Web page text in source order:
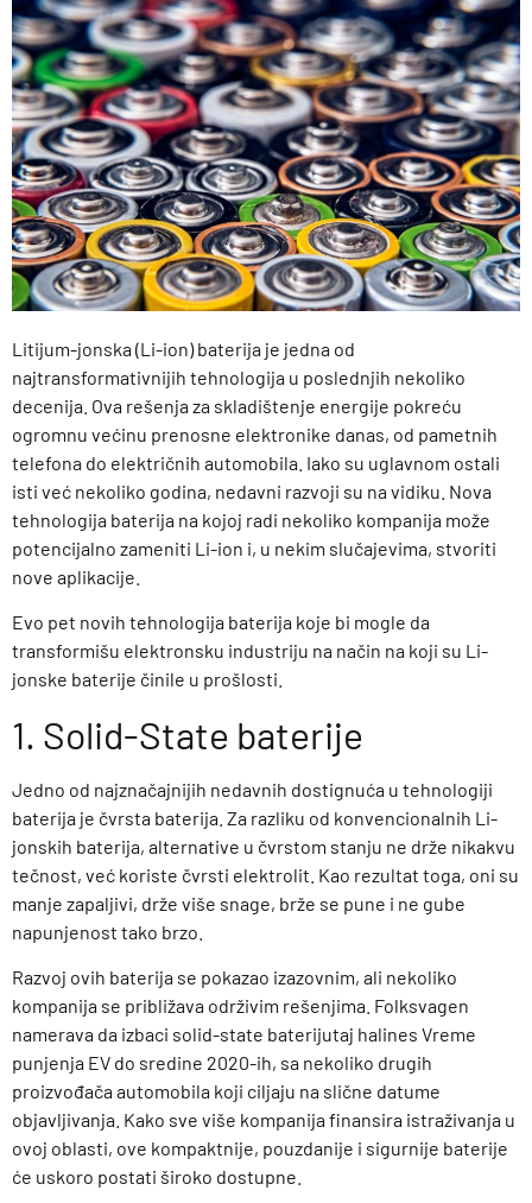
Litijum-jonska (Li-ion) baterija je jedna od
najtransformativnijih tehnologija u poslednjih nekoliko
decenija. Ova rešenja za skladištenje energije pokreću
ogromnu većinu prenosne elektronike danas, od pametnih
telefona do električnih automobila. Iako su uglavnom ostali
isti već nekoliko godina, nedavni razvoji su na vidiku. Nova
tehnologija baterija na kojoj radi nekoliko kompanija može
potencijalno zameniti Li-ion i, u nekim slučajevima, stvoriti
nove aplikacije.
Evo pet novih tehnologija baterija koje bi mogle da
transformišu elektronsku industriju na način na koji su Li-
jonske baterije činile u prošlosti.
1. Solid-State baterije
Jedno od najznačajnijih nedavnih dostignuća u tehnologiji
baterija je čvrsta baterija. Za razliku od konvencionalnih Li-
jonskih baterija, alternative u čvrstom stanju ne drže nikakvu
tečnost, već koriste čvrsti elektrolit. Kao rezultat toga, oni su
manje zapaljivi, drže više snage, brže se pune i ne gube
napunjenost tako brzo.
Razvoj ovih baterija se pokazao izazovnim, ali nekoliko
kompanija se približava održivim rešenjima. Folksvagen
namerava da izbaci solid-state baterijutaj halines Vreme
punjenja EV do sredine 2020-ih, sa nekoliko drugih
proizvođača automobila koji ciljaju na slične datume
objavljivanja. Kako sve više kompanija finansira istraživanja u
ovoj oblasti, ove kompaktnije, pouzdanije i sigurnije baterije
će uskoro postati široko dostupne.